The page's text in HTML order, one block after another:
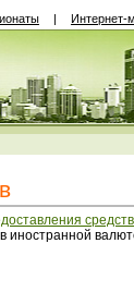
| Интернет-
средств
иностранной